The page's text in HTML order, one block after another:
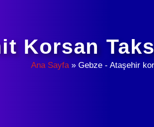
Korsan
Ana Sayfa» Gebze - Ataşehir